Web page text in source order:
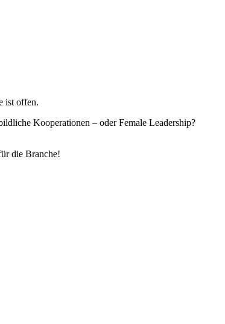
ist offen.
Kooperationen – oder Female Leadership?
die Branche!